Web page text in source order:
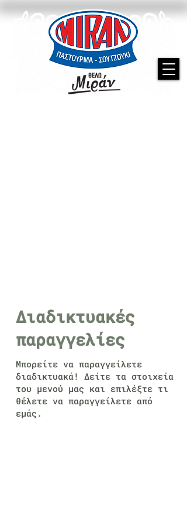
Διαδικτυακές
παραγγελίες
Μπορείτε να παραγγείλετε
διαδικτυακά! Δείτε τα στοιχεία
του μενού μας και επιλέξτε τι
θέλετε να παραγγείλετε από
εμάς.